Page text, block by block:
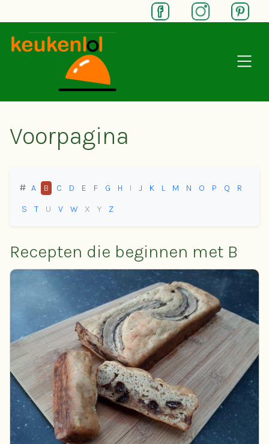
SKIP TO MAIN CONTENT
Voorpagina
# A B C D E F G H I J K L M N O P Q R
S T U V W X Y Z
Recepten die beginnen met B